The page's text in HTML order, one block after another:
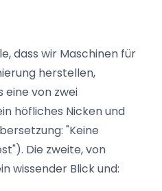
dass wir Maschinen für
herstellen,
von zwei
höfliches Nicken und
"Keine
Die zweite, von
wissender Blick und: